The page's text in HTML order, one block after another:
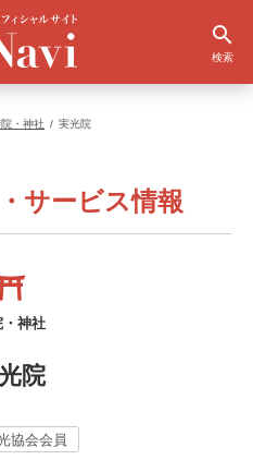
検索
・神社 実光院
サービス情報
・神社
院
協会会員